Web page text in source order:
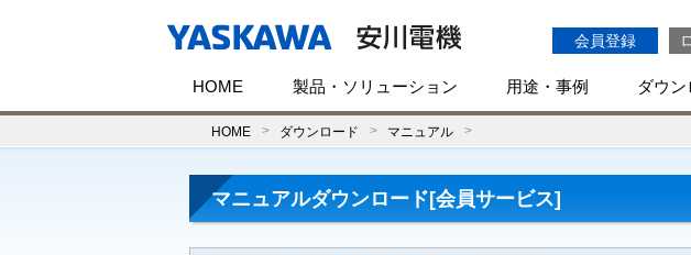
会員登録
HOME 製品・ソリューション 用途・事例 ダウン
HOME ダウンロード マニュアル
マニュアルダウンロード[会員サービス]